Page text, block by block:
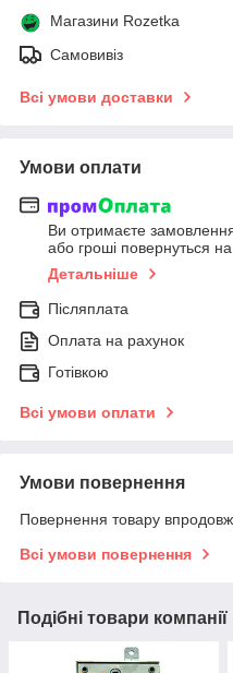
Магазини Rozetka
Самовивіз
Всі умови доставки
Умови оплати
Ви отримаєте
або гроші повернуться
Детальніше
Післяплата
Оплата на рахунок
Готівкою
Всі умови оплати
Умови повернення
Повернення товару
Всі умови повернення
Подібні товари компанії